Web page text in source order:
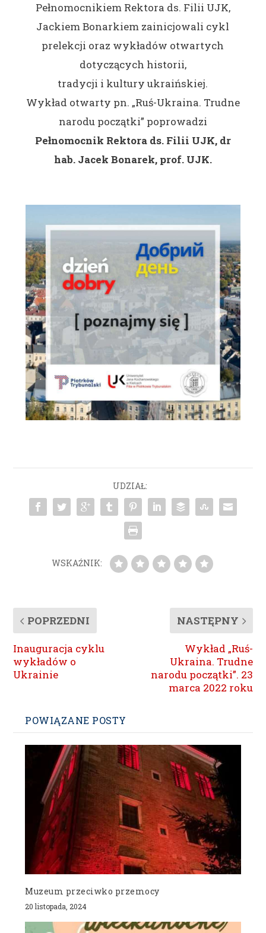
Pełnomocnikiem Rektora ds. Filii UJK,
Jackiem Bonarkiem zainicjowali cykl
prelekcji oraz wykładów otwartych
dotyczących historii,
tradycji i kultury ukraińskiej.
Wykład otwarty pn. „Ruś-Ukraina. Trudne
narodu początki” poprowadzi
Pełnomocnik Rektora ds. Filii UJK, dr
hab. Jacek Bonarek, prof. UJK.
UDZIAŁ:
WSKAŹNIK:
POPRZEDNI
Inauguracja cyklu
wykładów o
Ukrainie
NASTĘPNY
Wykład „Ruś-
Ukraina. Trudne
narodu początki”. 23
marca 2022 roku
POWIĄZANE POSTY
Muzeum przeciwko przemocy
20 listopada, 2024